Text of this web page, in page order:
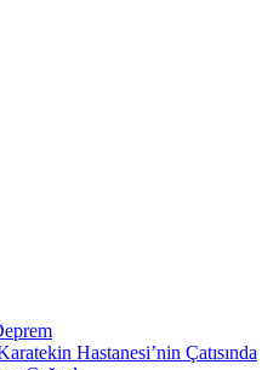
Hastanesi’nin Çatısında